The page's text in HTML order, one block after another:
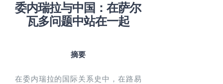
委内瑞拉与中国 ：在萨尔
瓦多问题中站在一起
摘要
在委内瑞拉的国际关系史中，在路易